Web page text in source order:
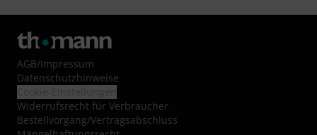
AGB/Impressum
Datenschutzhinweise
Widerrufsrecht für Verbraucher
Bestellvorgang/Vertragsabschluss